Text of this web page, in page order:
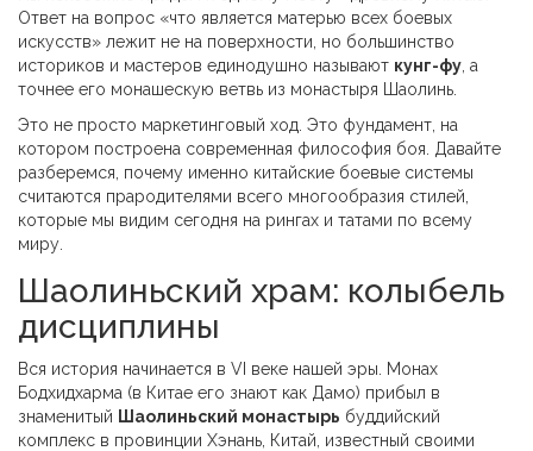
Ответ на вопрос «что является матерью всех боевых
искусств» лежит не на поверхности, но большинство
историков и мастеров единодушно называют кунг-фу , а
точнее его монашескую ветвь из монастыря Шаолинь.
Это не просто маркетинговый ход. Это фундамент, на
котором построена современная философия боя. Давайте
разберемся, почему именно китайские боевые системы
считаются прародителями всего многообразия стилей,
которые мы видим сегодня на рингах и татами по всему
миру.
Шаолиньский храм: колыбель
дисциплины
Вся история начинается в VI веке нашей эры. Монах
Бодхидхарма (в Китае его знают как Дамо) прибыл в
знаменитый Шаолиньский монастырь буддийский
комплекс в провинции Хэнань, Китай, известный своими